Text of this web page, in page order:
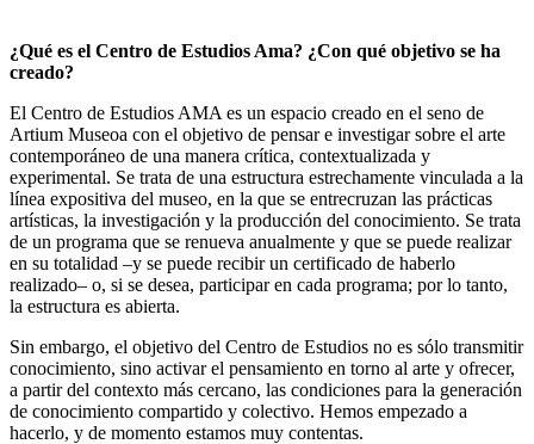
¿Qué es el Centro de Estudios Ama? ¿Con qué objetivo se ha
creado?
El Centro de Estudios AMA es un espacio creado en el seno de
Artium Museoa con el objetivo de pensar e investigar sobre el arte
contemporáneo de una manera crítica, contextualizada y
experimental. Se trata de una estructura estrechamente vinculada a la
línea expositiva del museo, en la que se entrecruzan las prácticas
artísticas, la investigación y la producción del conocimiento. Se trata
de un programa que se renueva anualmente y que se puede realizar
en su totalidad –y se puede recibir un certificado de haberlo
realizado– o, si se desea, participar en cada programa; por lo tanto,
la estructura es abierta.
Sin embargo, el objetivo del Centro de Estudios no es sólo transmitir
conocimiento, sino activar el pensamiento en torno al arte y ofrecer,
a partir del contexto más cercano, las condiciones para la generación
de conocimiento compartido y colectivo. Hemos empezado a
hacerlo, y de momento estamos muy contentas.